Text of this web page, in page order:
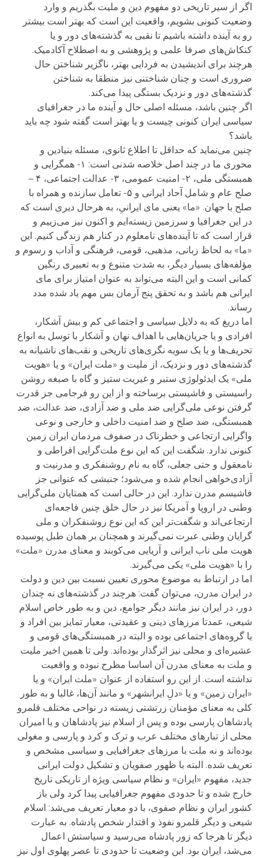
اگر از سیر تاریخی دو مفهوم دین و ملیت بگذریم و وارد
وضعیت کنونی بشویم، واقعیت این است که بهتر است بیشتر
رو به آینده داشته باشیم تا نقبی به گذشته‌های دور و یا
کنکاش‌های صرفا علمی و پژوهشی و به اصطلاح آکادمیک.
هرچند برای اندیشیدن به فردایی بهتر، ناگزیر شناختن حال
ضروری است و چنان شناختنی نیز منطقا به شناختن
گذشته‌های دور و نزدیک بستگی پیدا می‌کند.
اگر چنین باشد، مسئله اصلی حال و آینده ما در جغرافیای
سیاسی ایران کنونی چیست و یا بهتر است گفته شود چه باید
باشد؟
چنین می‌نماید که حداقل تا اطلاع ثانوی، مسئله بنیادین و
محوری ما در چند اصل خلاصه شدنی است: ۱- همگرایی و
همبستگی ملی، ۲- امنیت عمومی، ۳- عدالت اجتماعی، ۴ –
صلح عام و شامل آحاد ایرانی و ۵- تعامل سازنده و همراه با
صلح با جهان. «ما» یعنی مای ایرانیِ، به هرحال دیری است که
در این جغرافیا و سرزمین زیسته‌ایم و اکنون نیز می‌زییم و
قرار است که تا آینده‌های نامعلوم در کنار هم زندگی کنیم. این
«ما» به لحاظ زبانی، مذهبی، قومی، فرهنگی و آداب و رسوم و
مؤلفه‌های بسیار دیگر، به شدت متنوع و به تعبیری رنگین
کمانی است و این البته می‌تواند به عنوان امتیاز برای مای
ایرانی هم باشد و به تحقق پنج آرمان بس مهم یاد شده مدد
رساند.
اما دریغ که به دلایل سیاسی و اجتماعی کم و بیش آشکار،
افرادی و یا جریان‌هایی با اهداف نهان و آشکار با توسل به انواع
تحریف‌ها و یا یک سویه نگری‌های تاریخی و نقب‌های ناشیانه به
گذشته‌های دور و نزدیک، از ملیت و «ملت ایران» و یا «هویت
ملی» یک ایدئولوژی ستبر و غیریت ستیز و گاه با صبغه روشن
راسیستی و فاشیستی برساخته و از این رو فرجامی جز قدرت
گرفتن نوعی ملی‌گرایی ضد ملی و ضد آزادی، ضد عدالت، ضد
همبستگی، ضد صلح و ضد امنیت داخلی و خارجی و نوعی
واگرایی ارتجاعی و خطرناک در صفوف مردمان ایران زمین
کنونی ندارد. شگفت این که این نوع ملت‌گرایی افراطی و
نامعقول و حتی جعلی، گاه به نام روشنفکری و مدرنیت و
آزادی‌خواهی انجام شده و می‌شود؛ جنبشی که عنوانی جز
فاشیسم مدرن ندارد. این در حالی است که همتایان ملی‌گرایی
وطنی در اروپا و آمریکا نیز در حال خلق چنین فاجعه‌ای
ارتجاعی‌اند و شگفت‌تر این که این نوع روشنفکران و ملی
گرایان وطنی عبرت نمی‌گیرند و همچنان بر همان طبل پوسیده
هویت ملی ناب ایرانی و آریایی می‌کوبند و معنای مدرن «ملت»
را با «هویت ملی» یکی می‌گیرند.
اما در ارتباط به موضوع محوری تعیین نسبت بین دین و دولت
در ایران مدرن، می‌توان گفت: هرچند در گذشته‌های نه چندان
دور، در ایران نیز مانند دیگر جوامع، دین و به طور خاص اسلام
شیعی، عمدتا مرزهای دینی و عقیدتی، معیار تمایز بین افراد و
یا گروه‌های اجتماعی بوده و البته در همبستگی‌های قومی و
عشیره‌ای و محلی نیز اثرگذار بوده‌اند. ولی تا همین اخیر ملیت
و ملت به معنای مدرن آن اساسا مطرح نبوده و واقعیت
نداشته است. از این رو استفاده از عنوان «ملت ایران» و یا
«ایران زمین» و یا «دلِ ایرانشهر» و مانند آن‌ها، غالبا و به طور
کلی به معنای مؤمنان زرتشتی زیسته در نواحی مختلف قلمرو
پادشاهان پارسی بوده و پس از اسلام نیز پادشاهان و یا امیران
محلی از تبارهای مختلف عرب و ترک و کرد و پارسی و مغولی
بوده‌اند و نه ملت با مرزهای جغرافیایی و سیاسی مشخص و
تعریف شده. البته با ظهور صفویان و تشکیل دولت ایرانی
جدید، مفهوم «ایران» و نظام سیاسی ویژه از تاریکی تاریخ
خارج شده و تا حدودی مفهوم جغرافیایی پیدا کرد ولی باز
کشور ایران و نظام صفوی، با دو معیار تعریف می‌شد: اسلام
شیعی و دیگر قلمرو نفوذ و اقتدار شخص پادشاه. به عبارت
دیگر تا هرجا که زور پادشاه می‌رسید و سیاستش اعمال
می‌شد، ایران بود. این وضعیت تا حدودی تا عصر پهلوی اول نیز